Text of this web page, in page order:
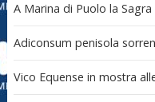
A Marina di Puolo la
Adiconsum penisola
Vico Equense in mostra